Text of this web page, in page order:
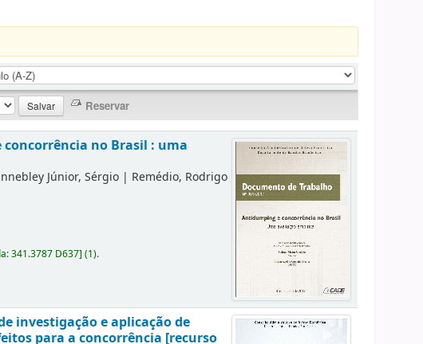
concorrência no Brasil : uma
Júnior, Sérgio | Remédio, Rodrigo
341.3787 D637](1).
investigação e aplicação de
para a concorrência [recurso